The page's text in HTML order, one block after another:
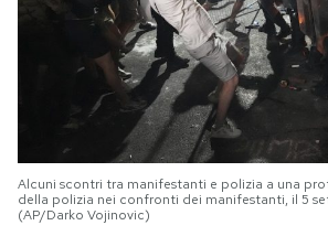
Alcuni scontri tra manifestanti e polizia a una
della polizia nei confronti dei manifestanti, il 5
(AP/Darko Vojinovic)